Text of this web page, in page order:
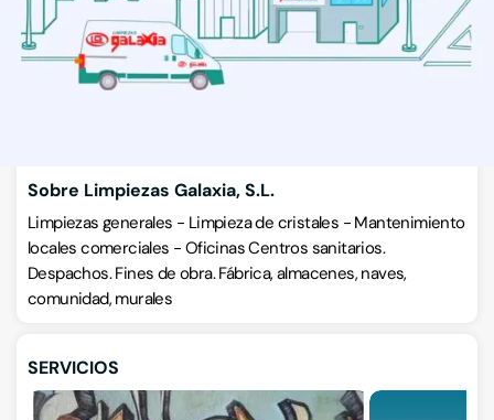
VISITAR WEB CÓMO LLEGAR ESCRÍBENOS
Sobre Limpiezas Galaxia, S.L.
Limpiezas generales - Limpieza de cristales - Mantenimiento
locales comerciales - Oficinas Centros sanitarios.
Despachos. Fines de obra. Fábrica, almacenes, naves,
comunidad, murales
SERVICIOS